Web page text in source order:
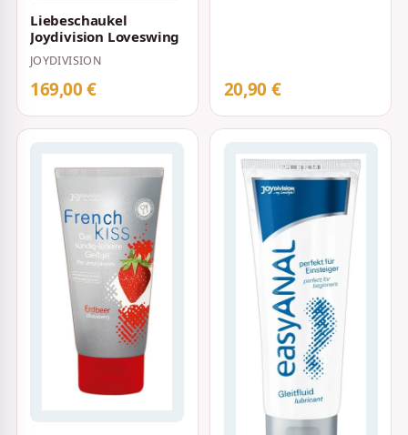
Liebeschaukel
Joydivision Loveswing
JOYDIVISION
169,00 € 20,90 €